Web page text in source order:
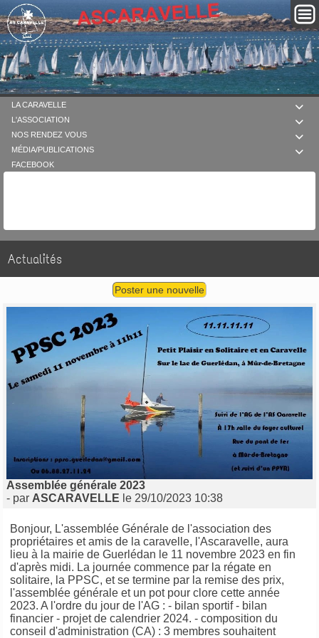

LA CARAVELLE

L'ASSOCIATION

NOS RENDEZ VOUS

MÉDIA/PUBLICATIONS
FACEBOOK
Actualités
Poster une nouvelle
Assemblée générale 2023
- par ASCARAVELLE le 29/10/2023 10:38
Bonjour, L'assemblée Générale de l'association des
propriétaires et amis de la caravelle, l'Ascaravelle, aura
lieu à la mairie de Guerlédan le 11 novembre 2023 en fin
d'après midi. La journée commence par la régate en
solitaire, la PPSC, et se termine par la remise des prix,
l'assemblée générale et un pot pour clore cette année
2023. A l'ordre du jour de l'AG : - bilan sportif - bilan
financier - projet de calendrier 2024. - composition du
conseil d'administration (CA) : 3 membres souhaitent